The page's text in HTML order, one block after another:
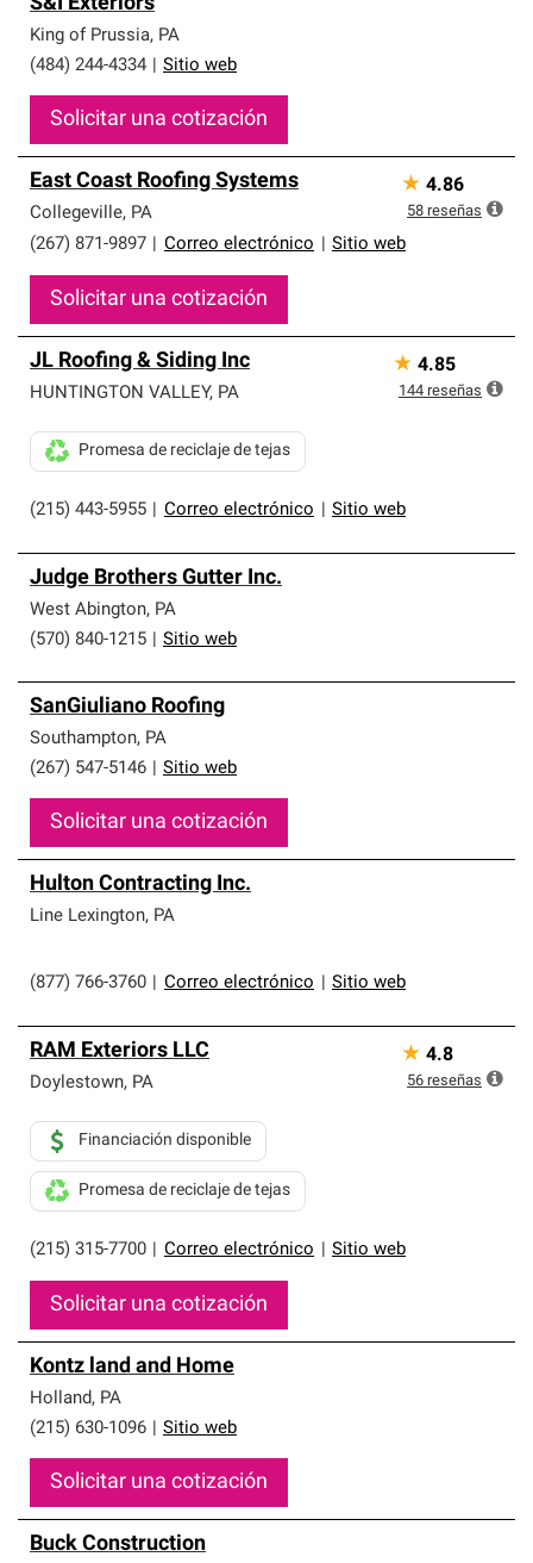
King of Prussia, PA
(484) 244-4334
Sitio web
Solicitar una cotización
East Coast Roofing Systems
Collegeville, PA
(267) 871-9897
Correo electrónico Sitio web
Solicitar una cotización
★ 4.86
58 reseñas
JL Roofing & Siding Inc
HUNTINGTON VALLEY, PA
(215) 443-5955 Correo electrónico Sitio web
Promesa de reciclaje de tejas
★ 4.85
144 reseñas
Judge Brothers Gutter Inc.
West Abington, PA
(570) 840-1215
Sitio web
SanGiuliano Roofing
Southampton, PA
(267) 547-5146
Sitio web
Solicitar una cotización
Hulton Contracting Inc.
Line Lexington, PA
(877) 766-3760 Correo electrónico Sitio web
RAM Exteriors LLC
Doylestown, PA
(215) 315-7700 Correo electrónico Sitio web
Financiación disponible
Promesa de reciclaje de tejas
Solicitar una cotización
★ 4.8
56 reseñas
Kontz land and Home
Holland, PA
(215) 630-1096
Sitio web
Solicitar una cotización
Buck Construction